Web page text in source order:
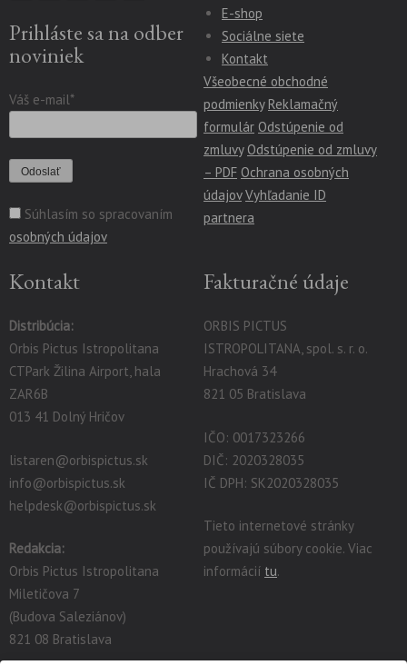
Prihláste sa na odber
noviniek
Váš e-mail*
Súhlasím so spracovaním
osobných údajov
E-shop
Sociálne siete
Kontakt
Všeobecné obchodné
podmienky Reklamačný
formulár Odstúpenie od
zmluvy Odstúpenie od zmluvy
– PDF Ochrana osobných
údajov Vyhľadanie ID
partnera
Kontakt
Distribúcia:
Orbis Pictus Istropolitana
CTPark Žilina Airport, hala
ZAR6B
013 41 Dolný Hričov
listaren@orbispictus.sk
info@orbispictus.sk
helpdesk@orbispictus.sk
Redakcia:
Orbis Pictus Istropolitana
Miletičova 7
(Budova Saleziánov)
821 08 Bratislava
Fakturačné údaje
ORBIS PICTUS
ISTROPOLITANA, spol. s. r. o.
Hrachová 34
821 05 Bratislava
IČO: 0017323266
DIČ: 2020328035
IČ DPH: SK2020328035
Tieto internetové stránky
používajú súbory cookie. Viac
informácií tu.